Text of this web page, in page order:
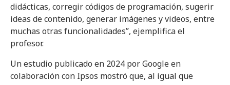
didácticas, corregir códigos de programación, sugerir
ideas de contenido, generar imágenes y videos, entre
muchas otras funcionalidades”, ejemplifica el
profesor.
Un estudio publicado en 2024 por Google en
colaboración con Ipsos mostró que, al igual que